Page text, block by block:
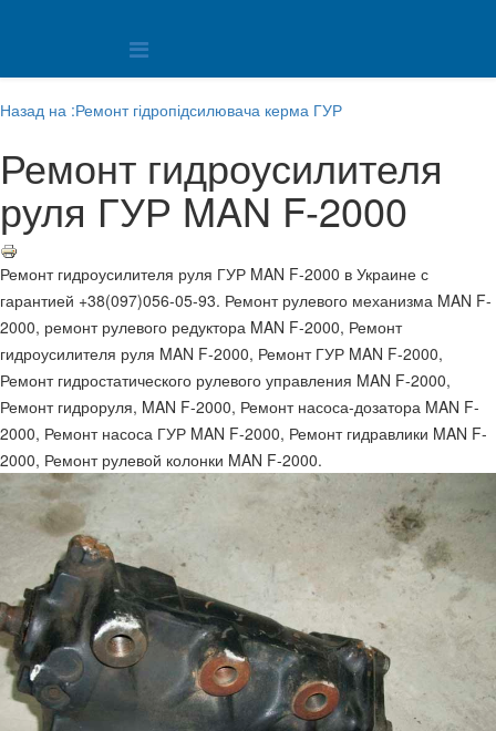
Назад на :Ремонт гідропідсилювача керма ГУР
Ремонт гидроусилителя
руля ГУР MAN F-2000
Ремонт гидроусилителя руля ГУР MAN F-2000 в Украине с
гарантией +38(097)056-05-93. Ремонт рулевого механизма MAN F-
2000, ремонт рулевого редуктора MAN F-2000, Ремонт
гидроусилителя руля MAN F-2000, Ремонт ГУР MAN F-2000,
Ремонт гидростатического рулевого управления MAN F-2000,
Ремонт гидроруля, MAN F-2000, Ремонт насоса-дозатора MAN F-
2000, Ремонт насоса ГУР MAN F-2000, Ремонт гидравлики MAN F-
2000, Ремонт рулевой колонки MAN F-2000.